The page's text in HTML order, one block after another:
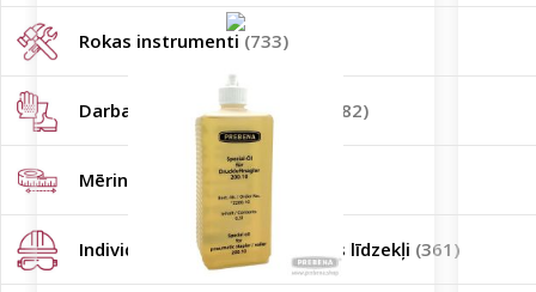
Rokas instrumenti (733)
Darba apģērbi/apavi/cimdi (1782)
Mērinstrumenti(179)
Individuālie darba aizsardzības līdzekļi (361)